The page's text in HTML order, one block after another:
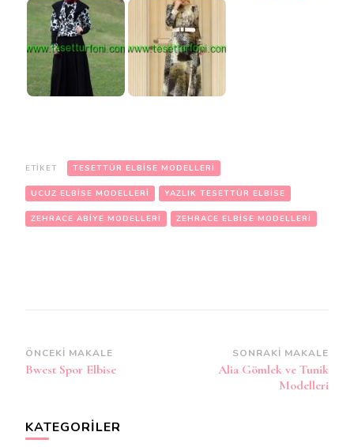
ETIKET TESETTÜR ELBISE MODELLERI
UCUZ ELBISE MODELLERI YAZLIK TESETTÜR ELBISE
ZEHRACE ABIYE MODELLERI ZEHRACE ELBISE MODELLERI
Yazı
dolaşımı
ÖNCEKI MAKALE
Bwest Spor Elbise
SONRAKI MAKALE
Alia Gömlek ve Tunik
Modelleri
KATEGORILER